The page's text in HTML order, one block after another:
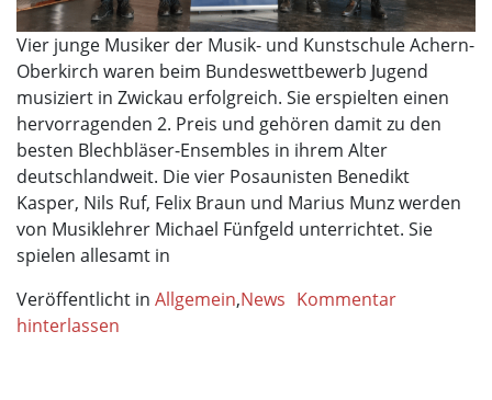
Vier junge Musiker der Musik- und Kunstschule Achern-
Oberkirch waren beim Bundeswettbewerb Jugend
musiziert in Zwickau erfolgreich. Sie erspielten einen
hervorragenden 2. Preis und gehören damit zu den
besten Blechbläser-Ensembles in ihrem Alter
deutschlandweit. Die vier Posaunisten Benedikt
Kasper, Nils Ruf, Felix Braun und Marius Munz werden
von Musiklehrer Michael Fünfgeld unterrichtet. Sie
spielen allesamt in
Veröffentlicht in Allgemein,News Kommentar
hinterlassen